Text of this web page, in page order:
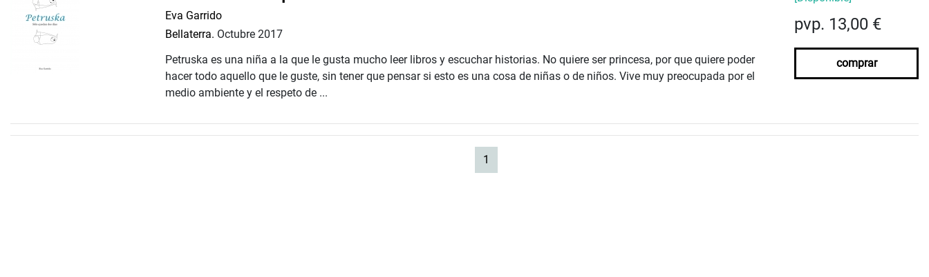
Eva Garrido
Bellaterra. Octubre 2017
Petruska es una niña a la que le gusta mucho leer libros y escuchar historias. No quiere ser princesa, por que quiere poder
hacer todo aquello que le guste, sin tener que pensar si esto es una cosa de niñas o de niños. Vive muy preocupada por el
medio ambiente y el respeto de ...
pvp. 13,00 €
comprar
1